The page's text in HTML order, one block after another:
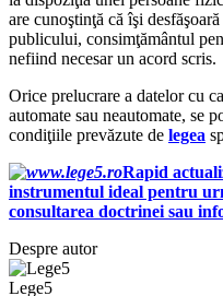
are cunoştinţă că îşi
publicului, consimţământul
nefiind necesar un acord scris.
Orice prelucrare a datelor cu
automate sau neautomate, se
condiţiile prevăzute de legea
Rapid
instrumentul ideal pentru
consultarea doctrinei sau
Despre autor
Lege5